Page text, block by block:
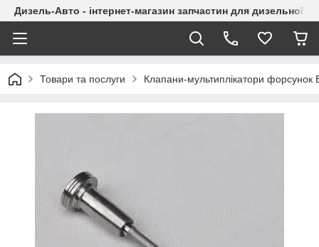
Дизель-Авто - інтернет-магазин запчастин для дизельної
Товари та послуги Клапани-мультиплікатори форсунок